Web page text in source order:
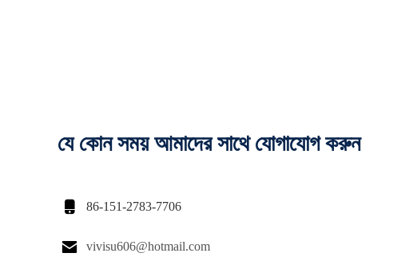
যে কোন সময় আমাদের সাথে যোগাযোগ করুন
 86-151-2783-7706
 vivisu606@hotmail.com